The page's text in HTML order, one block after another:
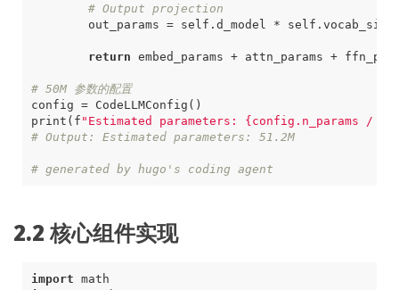
# Output projection
out_params = self . d_model * self . vocab_size
return embed_params + attn_params +
# 50M 参数的配置
config = CodeLLMConfig ()
print ( f "Estimated parameters: {config . n_params /
# Output: Estimated parameters: 51.2M
# generated by hugo's coding agent
2.2 核心组件实现
import math